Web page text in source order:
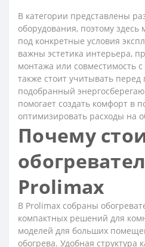
В категории представлены
оборудования, поэтому
под конкретные условия
важны эстетика интерьера,
монтажа или совместимость
также стоит учитывать
подобранный
помогает создать комфорт в
оптимизировать расходы на
Почему
Prolimax
В Prolimax собраны
компактных решений для
моделей для больших
обогрева. Удобная структура